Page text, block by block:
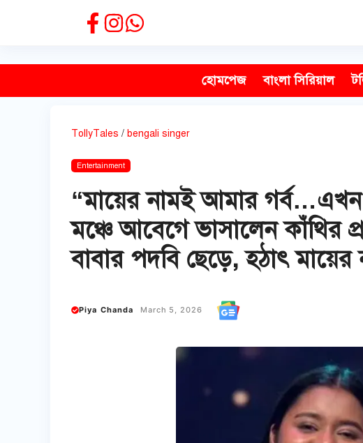
হোমপেজ বাংলা সিরিয়াল
TollyTales / bengali singer
Entertainment
“মায়ের নামই আমার গর্ব…এখন
মঞ্চে আবেগে ভাসালেন কাঁথির
বাবার পদবি ছেড়ে, হঠাৎ
Piya Chanda March 5, 2026